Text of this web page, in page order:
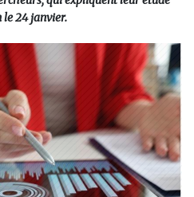
le 24 janvier.